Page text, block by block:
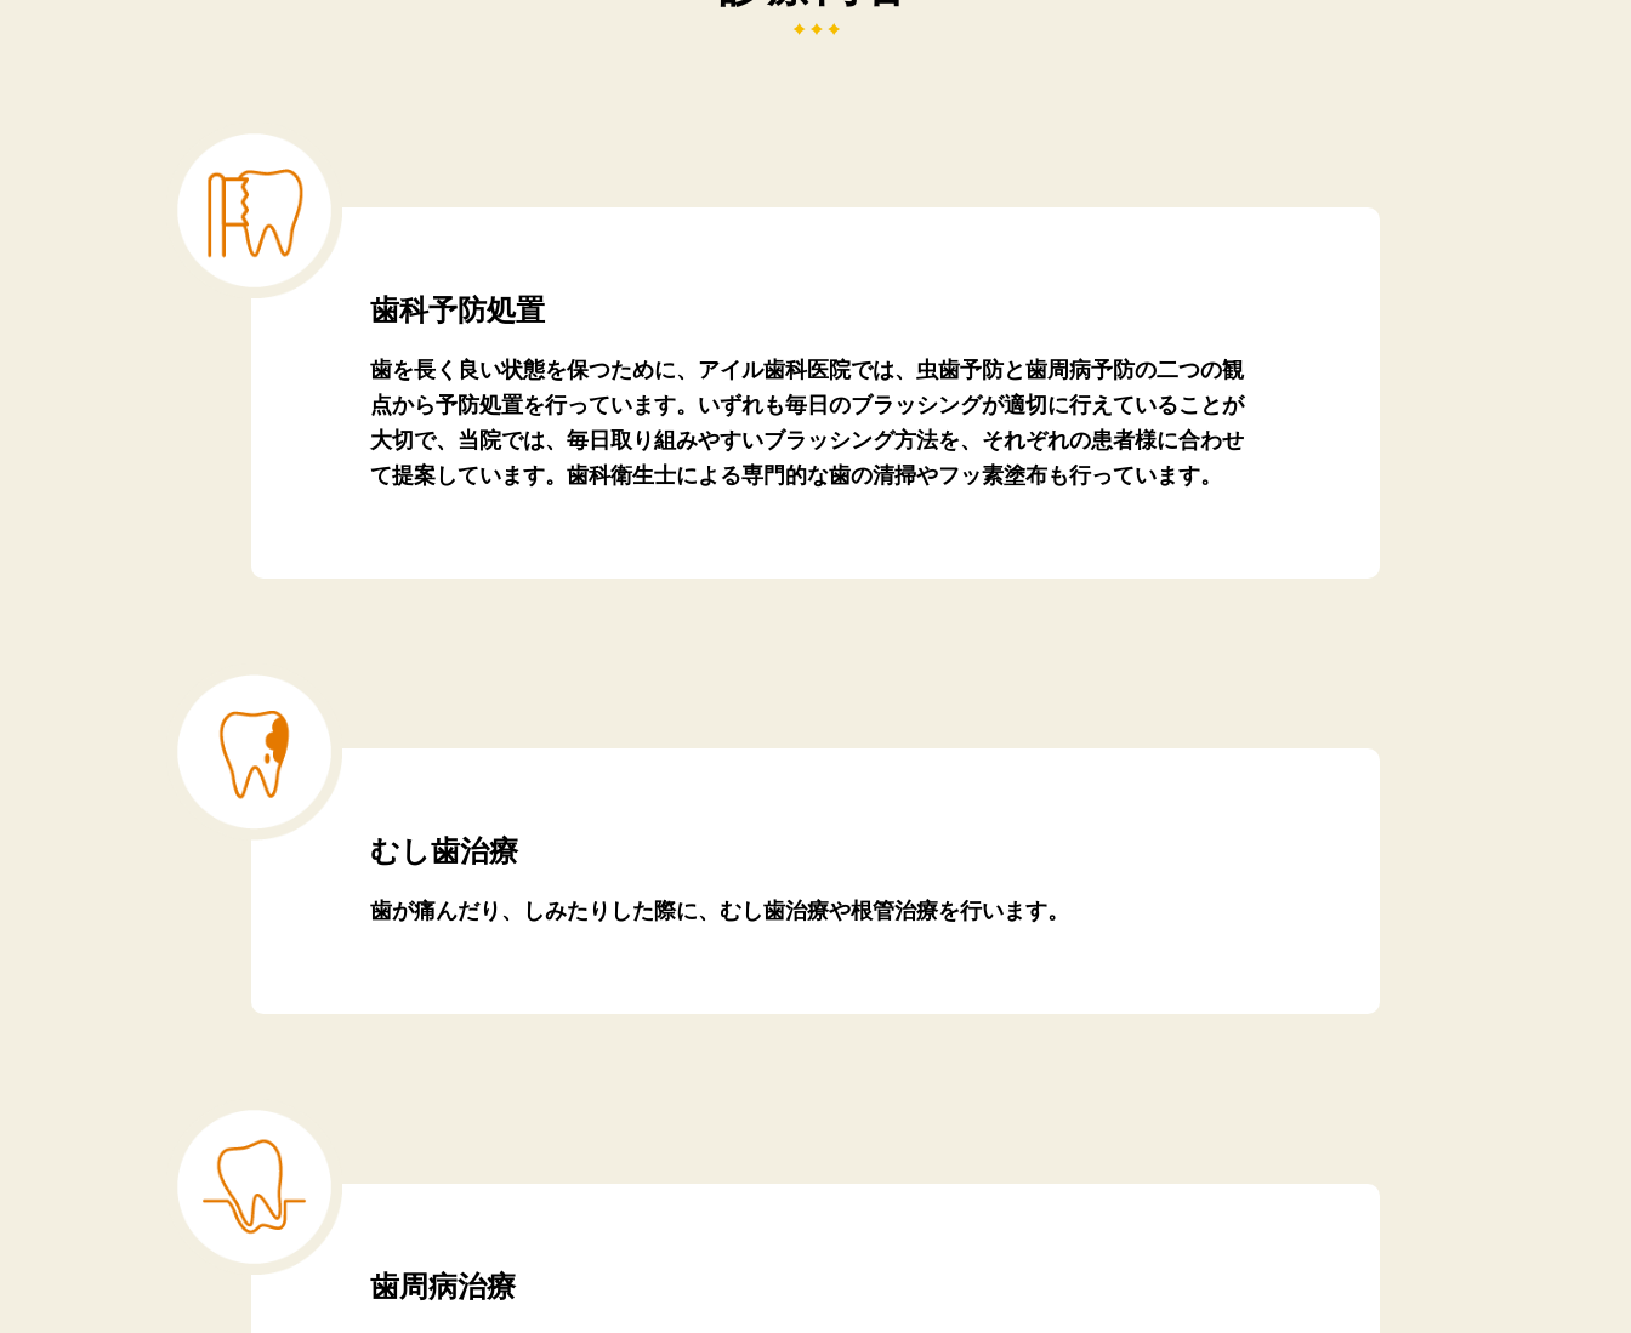
歯科予防処置
歯を長く良い状態を保つために、アイル歯科医院では、虫歯予防と歯周病予防の二つの観
点から予防処置を行っています。いずれも毎日のブラッシングが適切に行えていることが
大切で、当院では、毎日取り組みやすいブラッシング方法を、それぞれの患者様に合わせ
て提案しています。歯科衛生士による専門的な歯の清掃やフッ素塗布も行っています。
むし歯治療
歯が痛んだり、しみたりした際に、むし歯治療や根管治療を行います。
歯周病治療